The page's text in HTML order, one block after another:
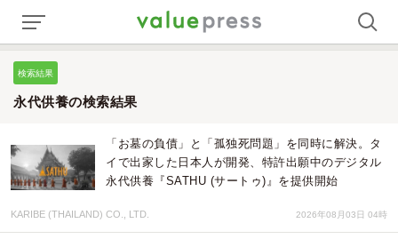
検索結果
永代供養の検索結果
「お墓の負債」と「孤独死問題」を同時に解決。タ
イで出家した日本人が開発、特許出願中のデジタル
永代供養『SATHU (サートゥ)』を提供開始
KARIBE (THAILAND) CO., LTD. 2026年08月03日 04時